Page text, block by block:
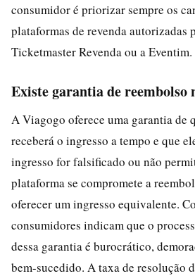
consumidor é priorizar sempre os
plataformas de revenda autorizadas
Ticketmaster Revenda ou a Eventim.
Existe garantia de reembolso
A Viagogo oferece uma garantia de
receberá o ingresso a tempo e que
ingresso for falsificado ou não
plataforma se compromete a
oferecer um ingresso equivalente.
consumidores indicam que o
dessa garantia é burocrático,
bem-sucedido. A taxa de resolução